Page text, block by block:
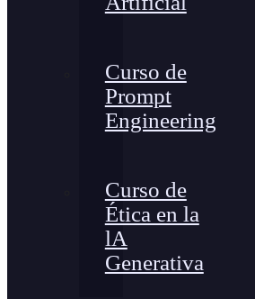
Curso de
Prompt
Engineering
Curso de
Ética en la
lA
Generativa